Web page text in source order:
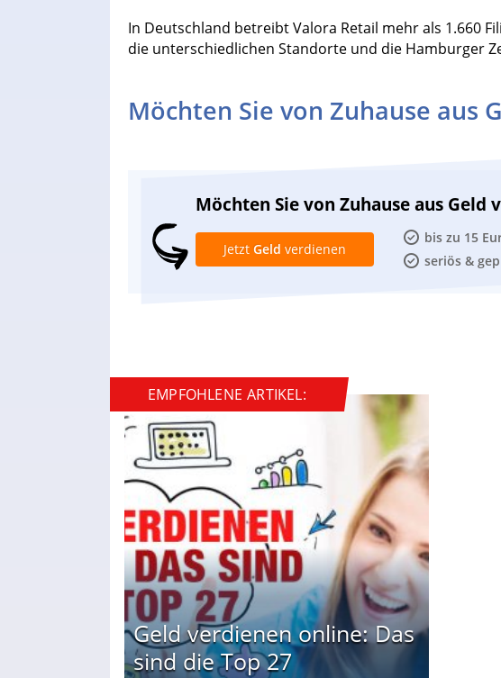
In Deutschland betreibt Valora Retail mehr als 1.660
die unterschiedlichen Standorte und die Hamburger
Möchten Sie von Zuhause aus
Möchten Sie von Zuhause aus Geld
bis zu 15
seriös &
Jetzt Geld verdienen
EMPFOHLENE ARTIKEL:
Geld verdienen online: Das
sind die Top 27